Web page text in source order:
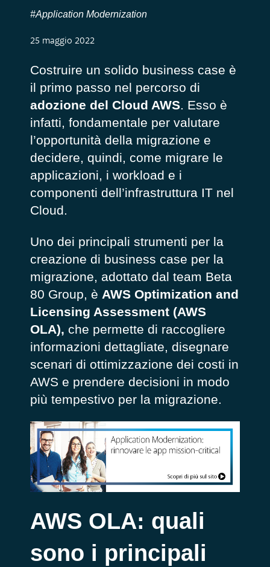
#Application Modernization
25 maggio 2022
Costruire un solido business case è
il primo passo nel percorso di
adozione del Cloud AWS. Esso è
infatti, fondamentale per valutare
l’opportunità della migrazione e
decidere, quindi, come migrare le
applicazioni, i workload e i
componenti dell’infrastruttura IT nel
Cloud.
Uno dei principali strumenti per la
creazione di business case per la
migrazione, adottato dal team Beta
80 Group, è AWS Optimization and
Licensing Assessment (AWS
OLA), che permette di raccogliere
informazioni dettagliate, disegnare
scenari di ottimizzazione dei costi in
AWS e prendere decisioni in modo
più tempestivo per la migrazione.
AWS OLA: quali
sono i principali